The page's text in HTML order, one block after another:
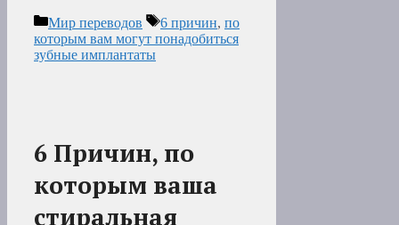
Рубрики
Мир переводов Метки
6 причин, по
которым вам могут понадобиться
зубные имплантаты
6 Причин, по
которым ваша
стиральная